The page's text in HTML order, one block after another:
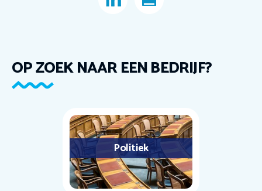
OP ZOEK NAAR EEN BEDRIJF?
Politiek